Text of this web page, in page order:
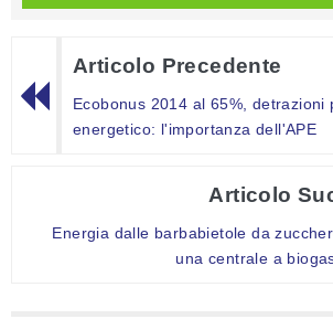
Articolo Precedente
Ecobonus 2014 al 65%, detrazioni
energetico: l'importanza dell'APE
Articolo
Energia dalle barbabietole da
una centrale a